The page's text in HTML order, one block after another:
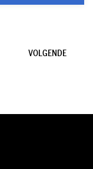
VOLGENDE